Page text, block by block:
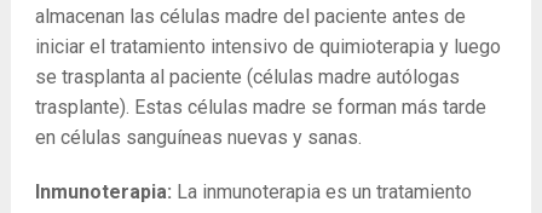
almacenan las células madre del paciente antes de
iniciar el tratamiento intensivo de quimioterapia y luego
se trasplanta al paciente (células madre autólogas
trasplante). Estas células madre se forman más tarde
en células sanguíneas nuevas y sanas.
Inmunoterapia: La inmunoterapia es un tratamiento